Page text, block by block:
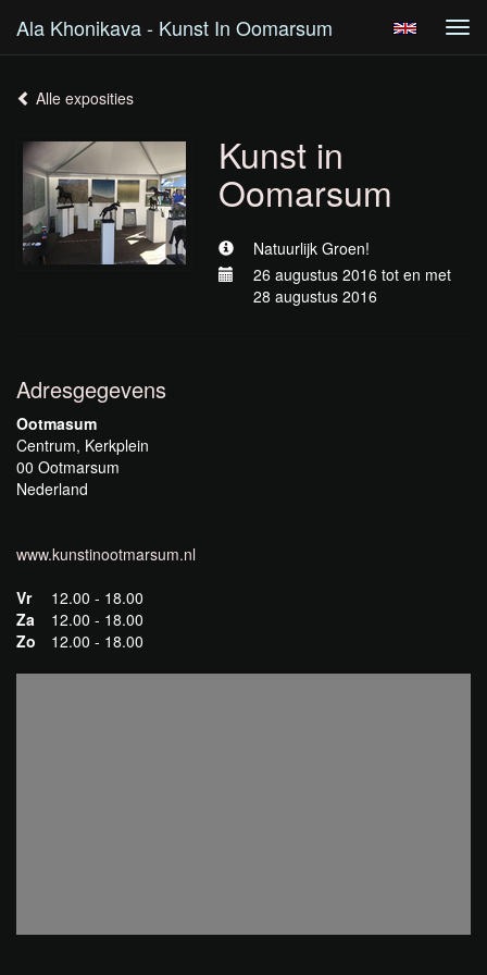
Ala Khonikava - Kunst In Oomarsum
Alle exposities
Kunst in
Oomarsum
Natuurlijk Groen!
26 augustus 2016 tot en met
28 augustus 2016
Adresgegevens
Ootmasum
Centrum, Kerkplein
00 Ootmarsum
Nederland
www.kunstinootmarsum.nl
Vr
12.00 - 18.00
Za
12.00 - 18.00
Zo
12.00 - 18.00